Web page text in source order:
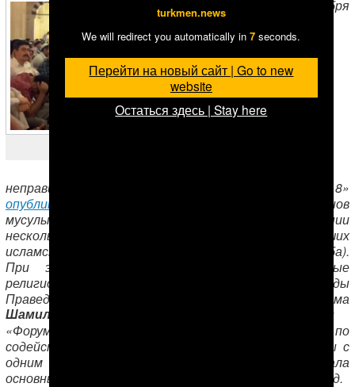
26 сентября
неправительственная организация «Форум 18»
опубликовала материал
о преследовании членов
мусульманской общины в
, на протяжении
нескольких лет собиравшихся в своем круге и изучавших
исламские каноны ханафитской школы права (мазхаба).
При этом верующие использовали разрешенные
религиозными властями Туркменистана книгу «Сады
Праведных» и работы известного российского имама
Шамиля Аляутдинова
. Материал составлен
«Форумом 18» — норвежской организацией по
содействию религиозной свободе на основе беседы с
одним из членов общины. Редакция АНТ собрала
основные факты и предлагает читателям их перевод.
turkmen.news
We will redirect you automatically in7 seconds.
Перейти на новый сайт | Go to new
website
Остаться здесь | Stay here